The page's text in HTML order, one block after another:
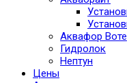
Аквафор
Гидролок
Нептун
Цены